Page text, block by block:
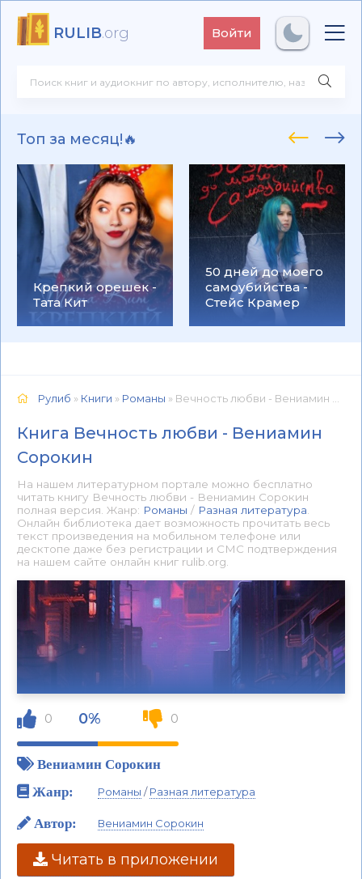
RULIB.org Войти
Топ за месяц!🔥
Крепкий орешек -
Тата Кит
50 дней до моего
самоубийства -
Стейс Крамер
Рулиб » Книги » Романы » Вечность любви - Вениамин Сорокин 📕 - Книга онлайн бесплатно
Книга Вечность любви - Вениамин
Сорокин
На нашем литературном портале можно бесплатно
читать книгу Вечность любви - Вениамин Сорокин
полная версия. Жанр: Романы / Разная литература
Онлайн библиотека дает возможность прочитать весь
текст произведения на мобильном телефоне или
десктопе даже без регистрации и СМС подтверждения
на нашем сайте онлайн книг rulib.org.
0 0% 0
Вениамин Сорокин
Жанр:
Романы /Разная литература
Автор: Вениамин Сорокин
Читать в приложении